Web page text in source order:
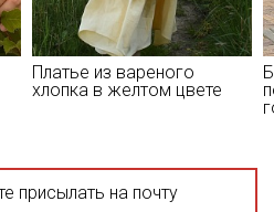
Платье из вареного
хлопка в желтом цвете
присылать на почту